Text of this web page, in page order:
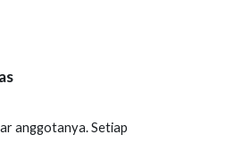
anggotanya. Setiap